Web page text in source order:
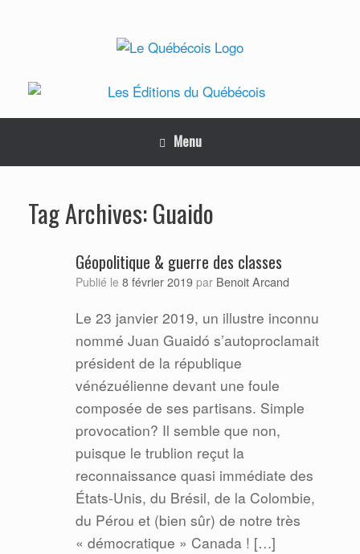
Menu
Tag Archives:Guaido
Géopolitique & guerre des classes
Publié le 8 février 2019 par Benoit Arcand
Le 23 janvier 2019, un illustre inconnu
nommé Juan Guaidó s’autoproclamait
président de la république
vénézuélienne devant une foule
composée de ses partisans. Simple
provocation? Il semble que non,
puisque le trublion reçut la
reconnaissance quasi immédiate des
États-Unis, du Brésil, de la Colombie,
du Pérou et (bien sûr) de notre très
« démocratique » Canada ! […]